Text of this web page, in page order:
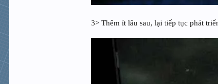
3> Thêm ít lâu sau, lại tiếp tục phát